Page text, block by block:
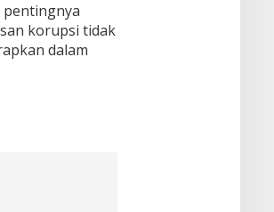
pentingnya
korupsi tidak
dalam